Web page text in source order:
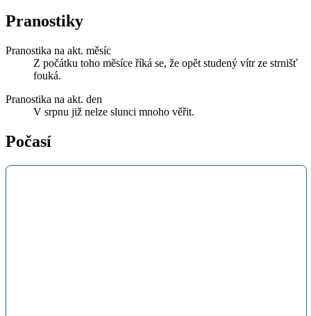
Pranostiky
Pranostika na akt. měsíc
Z počátku toho měsíce říká se, že opět studený vítr ze strnišť
fouká.
Pranostika na akt. den
V srpnu již nelze slunci mnoho věřit.
Počasí